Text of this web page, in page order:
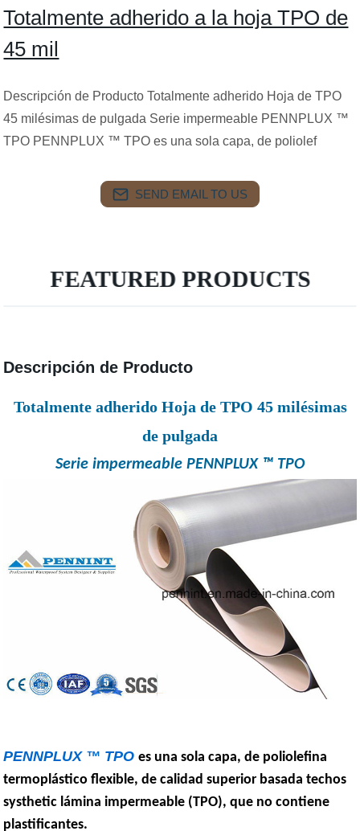
Totalmente adherido a la hoja TPO de
45 mil
Descripción de Producto Totalmente adherido Hoja de TPO
45 milésimas de pulgada Serie impermeable PENNPLUX ™
TPO PENNPLUX ™ TPO es una sola capa, de poliolef
SEND EMAIL TO US
FEATURED PRODUCTS
Descripción de Producto
Totalmente adherido Hoja de TPO 45 milésimas
de pulgada
Serie impermeable PENNPLUX ™ TPO
PENNPLUX ™ TPOes una sola capa, de poliolefina
termoplástico flexible, de calidad superior basada techos
systhetic lámina impermeable (TPO), que no contiene
plastificantes.